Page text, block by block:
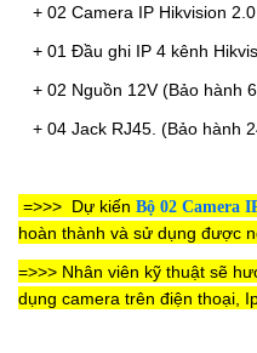
+ 02 Camera IP Hikvision
+ 01 Đầu ghi IP 4 kênh
+ 02 Nguồn 12V(Bảo hành
+ 04 Jack RJ45. (Bảo hành
=>>> Dự kiến Bộ 02 Camera
hoàn thành và sử dụng được
=>>> Nhân viên kỹ thuật sẽ
dụng camera trên điện thoại,